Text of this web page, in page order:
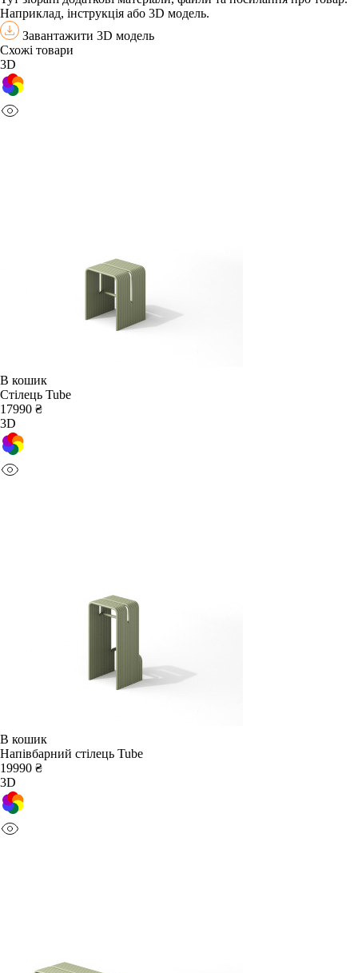
Наприклад, інструкція або 3D модель.
Завантажити 3D модель
Схожі товари
3D
В кошик
Стілець Tube
17990 ₴
3D
В кошик
Напівбарний стілець Tube
19990 ₴
3D